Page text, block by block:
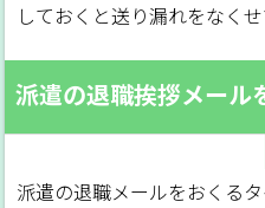
しておくと送り漏れをなくせ
派遣の退職挨拶メール
派遣の退職メールをおくる